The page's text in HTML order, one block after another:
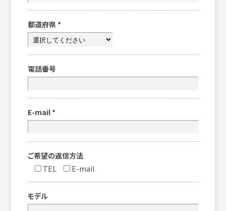
都道府県 *
電話番号
E-mail *
ご希望の返信方法
TEL
E-mail
モデル